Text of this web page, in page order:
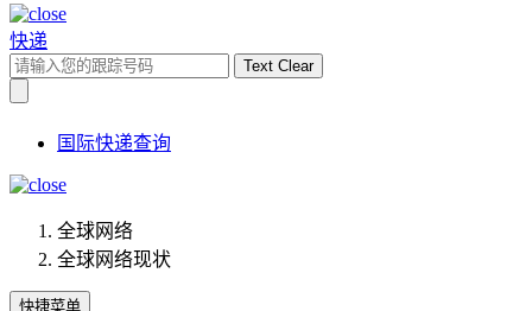
快递
Text Clear
国际快递查询
全球网络
全球网络现状
快捷菜单